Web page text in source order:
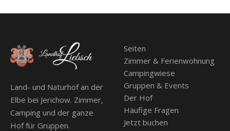
Land- und Naturhof an der
Elbe bei Jerichow. Zimmer,
Camping und der ganze
Hof für Gruppen.
Seiten
Zimmer & Ferienwohnung
Campingwiese
Gruppen & Events
Der Hof
Häufige Fragen
Jetzt buchen